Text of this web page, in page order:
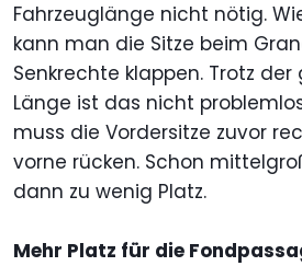
Fahrzeuglänge nicht nötig.
kann man die Sitze beim
Senkrechte klappen. Trotz
Länge ist das nicht
muss die Vordersitze zuvor
vorne rücken. Schon
dann zu wenig Platz.
Mehr Platz für die